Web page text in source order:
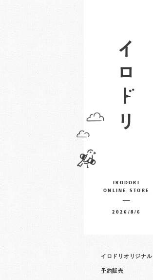
IRODORI
ONLINE STORE
2026/8/6
イロドリオリジナル
予約販売